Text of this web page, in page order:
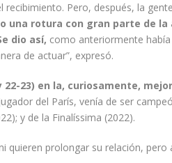
recibimiento. Pero, después, la
una rotura con gran parte de
dio así, como anteriormente
de actuar”, expresó.
22-23) en la, curiosamente,
del París, venía de ser
y de la Finalíssima (2022).
quieren prolongar su relación,